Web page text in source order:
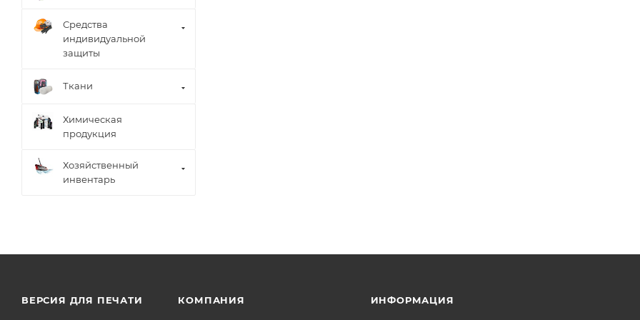
Средства
индивидуальной
защиты
Ткани
Химическая
продукция
Хозяйственный
инвентарь
ВЕРСИЯ ДЛЯ ПЕЧАТИ КОМПАНИЯ ИНФОРМАЦИЯ